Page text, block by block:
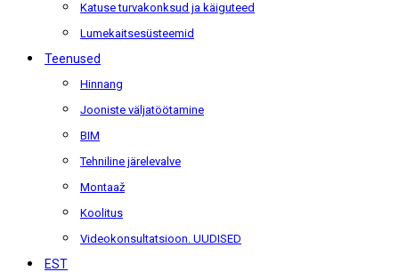
Katuse turvakonksud ja käiguteed
Lumekaitsesüsteemid
Teenused
Hinnang
Jooniste väljatöötamine
BIM
Tehniline järelevalve
Montaaž
Koolitus
Videokonsultatsioon. UUDISED
EST